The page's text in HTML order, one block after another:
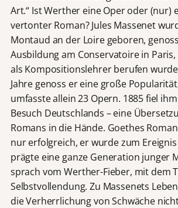
Art.“ Ist Werther eine Oper oder (nur)
vertonter Roman? Jules Massenet
Montaud an der Loire geboren,
Ausbildung am Conservatoire in
als Kompositionslehrer berufen
Jahre genoss er eine große
umfasste allein 23 Opern. 1885 fiel
Besuch Deutschlands – eine
Romans in die Hände. Goethes
nur erfolgreich, er wurde zum
prägte eine ganze Generation junger
sprach vom Werther-Fieber, mit dem
Selbstvollendung. Zu Massenets
die Verherrlichung von Schwäche